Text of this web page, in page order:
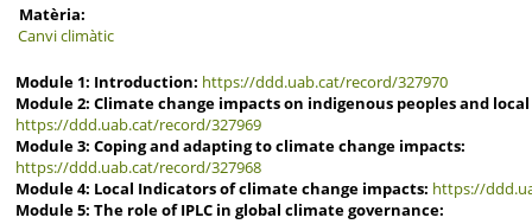
Matèria:
Canvi climàtic
Module 1: Introduction: https://ddd.uab.cat/record/327970
Module 2: Climate change impacts on indigenous peoples and
https://ddd.uab.cat/record/327969
Module 3: Coping and adapting to climate change impacts:
https://ddd.uab.cat/record/327968
Module 4: Local Indicators of climate change impacts: https://
Module 5: The role of IPLC in global climate governance: